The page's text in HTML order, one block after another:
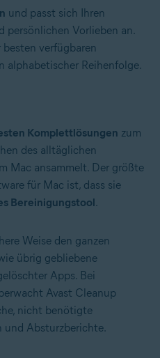
und passt sich Ihren
persönlichen Vorlieben an.
verfügbaren
alphabetischer Reihenfolge.
Komplettlösungen zum
des alltäglichen
Mac ansammelt. Der größte
für Mac ist, dass sie
Bereinigungstool.
Weise den ganzen
übrig gebliebene
Apps. Bei
Avast Cleanup
nicht benötigte
und Absturzberichte.